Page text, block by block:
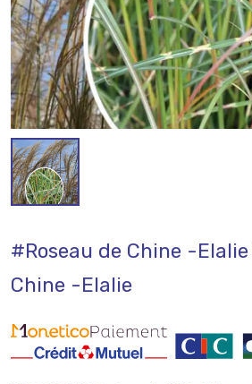
#Roseau de Chine -Elalie
Chine -Elalie